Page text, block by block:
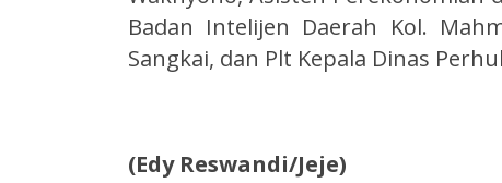
Badan Intelijen Daerah Kol.
Sangkai, dan Plt Kepala Dinas
(Edy Reswandi/Jeje)